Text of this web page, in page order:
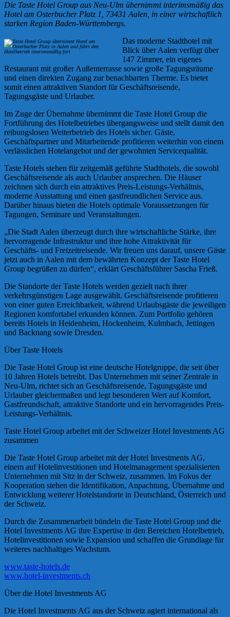
Die Taste Hotel Group aus Neu-Ulm übernimmt interimsmäßig das
Hotel am Osterbucher Platz 1, 73431 Aalen, in einer wirtschaftlich
starken Region Baden-Württembergs.
Das moderne Stadthotel mit
Blick über Aalen verfügt über
147 Zimmer, ein eigenes
Restaurant mit großer Außenterrasse sowie große Tagungsräume
und einen direkten Zugang zur benachbarten Therme. Es bietet
somit einen attraktiven Standort für Geschäftsreisende,
Tagungsgäste und Urlauber.
Im Zuge der Übernahme übernimmt die Taste Hotel Group die
Fortführung des Hotelbetriebes übergangsweise und stellt damit den
reibungslosen Weiterbetrieb des Hotels sicher. Gäste,
Geschäftspartner und Mitarbeitende profitieren weiterhin von einem
verlässlichen Hotelangebot und der gewohnten Servicequalität.
Taste Hotels stehen für zeitgemäß geführte Stadthotels, die sowohl
Geschäftsreisende als auch Urlauber ansprechen. Die Häuser
zeichnen sich durch ein attraktives Preis-Leistungs-Verhältnis,
moderne Ausstattung und einen gastfreundlichen Service aus.
Darüber hinaus bieten die Hotels optimale Voraussetzungen für
Tagungen, Seminare und Veranstaltungen.
„Die Stadt Aalen überzeugt durch ihre wirtschaftliche Stärke, ihre
hervorragende Infrastruktur und ihre hohe Attraktivität für
Geschäfts- und Freizeitreisende. Wir freuen uns darauf, unsere Gäste
jetzt auch in Aalen mit dem bewährten Konzept der Taste Hotel
Group begrüßen zu dürfen“, erklärt Geschäftsführer Sascha Frieß.
Die Standorte der Taste Hotels werden gezielt nach ihrer
verkehrsgünstigen Lage ausgewählt. Geschäftsreisende profitieren
von einer guten Erreichbarkeit, während Urlaubsgäste die jeweiligen
Regionen komfortabel erkunden können. Zum Portfolio gehören
bereits Hotels in Heidenheim, Hockenheim, Kulmbach, Jettingen
und Backnang sowie Dresden.
Über Taste Hotels
Die Taste Hotel Group ist eine deutsche Hotelgruppe, die seit über
10 Jahren Hotels betreibt. Das Unternehmen mit seiner Zentrale in
Neu-Ulm, richtet sich an Geschäftsreisende, Tagungsgäste und
Urlauber gleichermaßen und legt besonderen Wert auf Komfort,
Gastfreundschaft, attraktive Standorte und ein hervorragendes Preis-
Leistungs-Verhältnis.
Taste Hotel Group arbeitet mit der Schweizer Hotel Investments AG
zusammen
Die Taste Hotel Group arbeitet mit der Hotel Investments AG,
einem auf Hotelinvestitionen und Hotelmanagement spezialisierten
Unternehmen mit Sitz in der Schweiz, zusammen. Im Fokus der
Kooperation stehen die Identifikation, Anpachtung, Übernahme und
Entwicklung weiterer Hotelstandorte in Deutschland, Österreich und
der Schweiz.
Durch die Zusammenarbeit bündeln die Taste Hotel Group und die
Hotel Investments AG ihre Expertise in den Bereichen Hotelbetrieb,
Hotelinvestitionen sowie Expansion und schaffen die Grundlage für
weiteres nachhaltiges Wachstum.
www.taste-hotels.de
www.hotel-investments.ch
Über die Hotel Investments AG
Die Hotel Investments AG aus der Schweiz agiert international als